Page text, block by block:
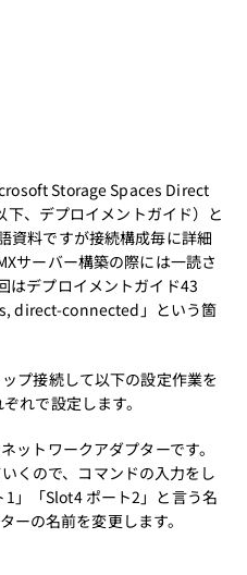
Storage Spaces Direct
、デプロイメントガイド）と
資料ですが接続構成毎に詳細
サーバー構築の際には一読さ
はデプロイメントガイド43
direct-connected」という箇
プ接続して以下の設定作業を
れで設定します。
ットワークアダプターです。
くので、コマンドの入力をし
」「Slot4 ポート2」と言う名
の名前を変更します。